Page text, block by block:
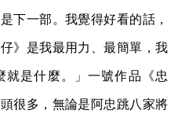
下一部。我覺得好看的話，
》是我最用力、最簡單，我
就是什麼。」一號作品《忠
很多，無論是阿忠跳八家將